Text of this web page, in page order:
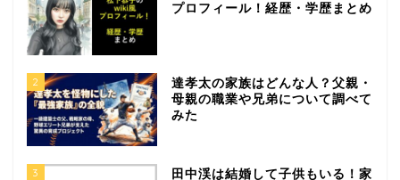
プロフィール！経歴・学歴まとめ
2
達孝太の家族はどんな人？父親・
母親の職業や兄弟について調べて
みた
3 田中渓は結婚して子供もいる！家